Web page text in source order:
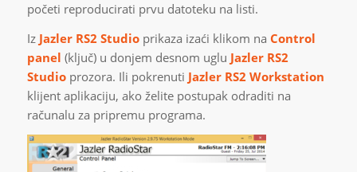
početi reproducirati prvu datoteku na listi.
Iz Jazler RS2 Studioprikaza izaći klikom na Control
panel (ključ) u donjem desnom uglu Jazler RS2
Studioprozora. Ili pokrenuti Jazler RS2 Workstation
klijent aplikaciju, ako želite postupak odraditi na
računalu za pripremu programa.